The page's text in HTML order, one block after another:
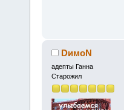
DимоN
адепты Ганна
Старожил